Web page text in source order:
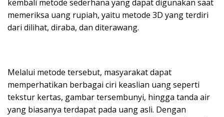
kembali metode sederhana yang dapat digunakan saat
memeriksa uang rupiah, yaitu metode 3D yang terdiri
dari dilihat, diraba, dan diterawang.
Melalui metode tersebut, masyarakat dapat
memperhatikan berbagai ciri keaslian uang seperti
tekstur kertas, gambar tersembunyi, hingga tanda air
yang biasanya terdapat pada uang asli. Dengan